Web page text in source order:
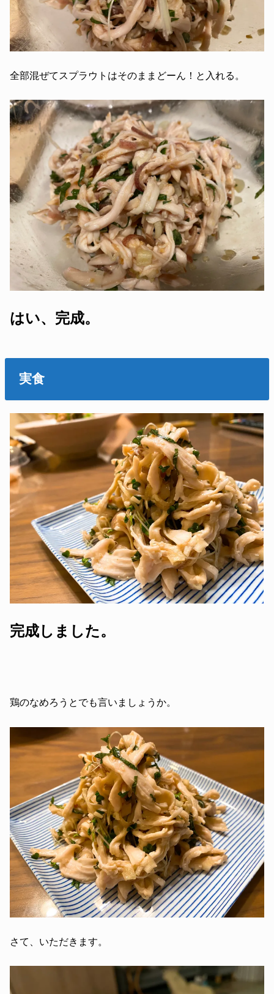
全部混ぜてスプラウトはそのままどーん！と入れる。
はい、完成。
実食
完成しました。
鶏のなめろうとでも言いましょうか。
さて、いただきます。